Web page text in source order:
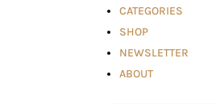
CATEGORIES
SHOP
NEWSLETTER
ABOUT